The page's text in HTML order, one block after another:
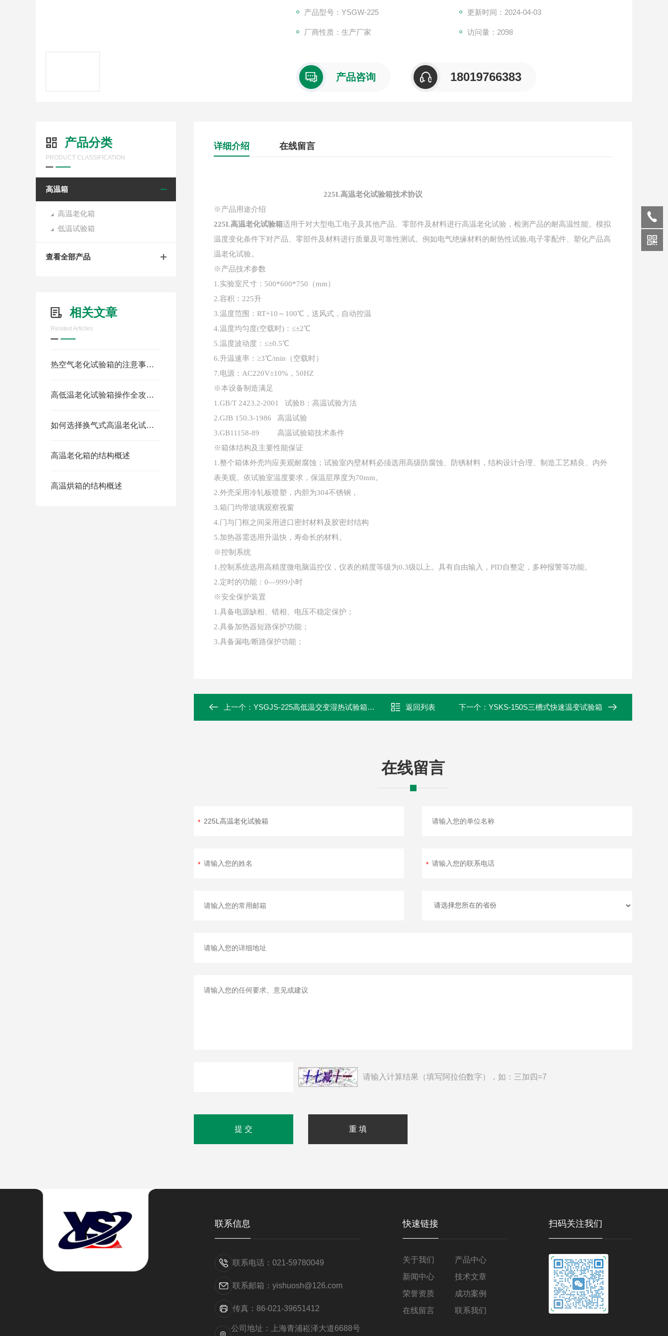
产品型号：YSGW-225 更新时间：2024-04-03
厂商性质：生产厂家 访问量：2098
产品咨询 18019766383
产品分类
PRODUCT CLASSIFICATION
高温箱
高温老化箱
低温试验箱
查看全部产品
相关文章
Related Articles
热空气老化试验箱的注意事项有哪些？
高低温老化试验箱操作全攻略：精准控温，保障产品可靠性测试
如何选择换气式高温老化试验箱
高温老化箱的结构概述
高温烘箱的结构概述
详细介绍 在线留言
225L高温老化试验箱技术协议
※产品用途介绍
225L高温老化试验箱适用于对大型电工电子及其他产品、零部件及材料进行高温老化试验，检测产品的耐高温性能。模拟
温度变化条件下对产品、零部件及材料进行质量及可靠性测试。例如电气绝缘材料的耐热性试验,电子零配件、塑化产品高
温老化试验。
※产品技术参数
1.实验室尺寸： 500*600*750（mm）
2.容积： 225升
3.温度范围： RT+10～100℃，送风式，自动控温
4.温度均匀度(空载时)：≤±2℃
5.温度波动度： ≤±0.5℃
6.升温速率： ≥3℃/min（空载时）
7.电源： AC220V±10%，50HZ
※本设备制造满足
1.GB/T 2423.2-2001 试验B：高温试验方法
2.GJB 150.3-1986 高温试验
3.GB11158-89
高温试验箱技术条件
※箱体结构及主要性能保证
1.整个箱体外壳均应美观耐腐蚀；试验室内壁材料必须选用高级防腐蚀、防锈材料，结构设计合理、制造工艺精良、内外
表美观。依试验室温度要求，保温层厚度为70mm。
2.外壳采用冷轧板喷塑，内胆为304不锈钢，
3.箱门均带玻璃观察视窗
4.门与门框之间采用进口密封材料及胶密封结构
5.加热器需选用升温快，寿命长的材料。
※控制系统
1.控制系统选用高精度微电脑温控仪，仪表的精度等级为0.3级以上。具有自由输入，PID自整定，多种报警等功能。
2.定时的功能： 0—999小时
※安全保护装置
1.具备电源缺相、错相、电压不稳定保护；
2.具备加热器短路保护功能；
3.具备漏电/断路保护功能；
上一个： YSGJS-225高低温交变湿热试验箱技术协议 返回列表 下一个： YSKS-150S三槽式快速温变试验箱
在线留言
请输入计算结果（填写阿拉伯数字），如：三加四=7
联系信息
联系电话：021-59780049
联系邮箱：yishuosh@126.com
传真：86-021-39651412
公司地址：上海青浦崧泽大道6688号
快速链接
关于我们
产品中心
新闻中心
技术文章
荣誉资质
成功案例
在线留言
联系我们
扫码关注我们